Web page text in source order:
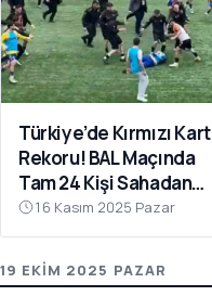
Türkiye’de Kırmızı Kart
Rekoru! BAL Maçında
Tam 24 Kişi Sahadan
Atıldı
16 Kasım 2025 Pazar
19 EKIM 2025 PAZAR